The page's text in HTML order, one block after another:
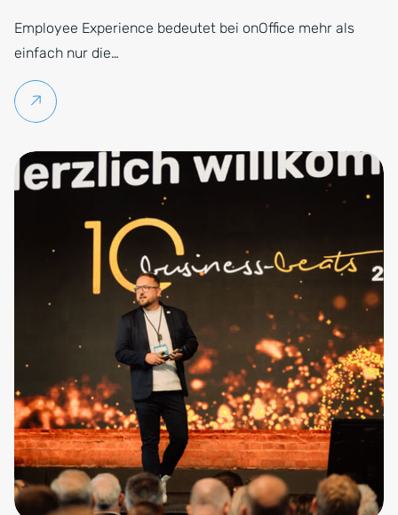
Employee Experience bedeutet bei onOffice mehr als
einfach nur die…
Weiterlesen